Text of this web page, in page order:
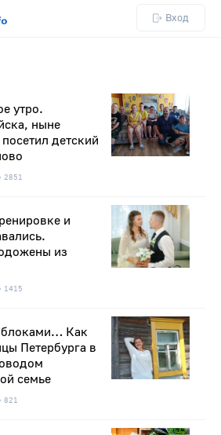
Вход
утро.
ныне
детский
2851
и
из
1415
Как
Петербурга в
семье
821